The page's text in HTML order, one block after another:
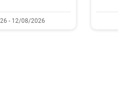
- 12/08/2026